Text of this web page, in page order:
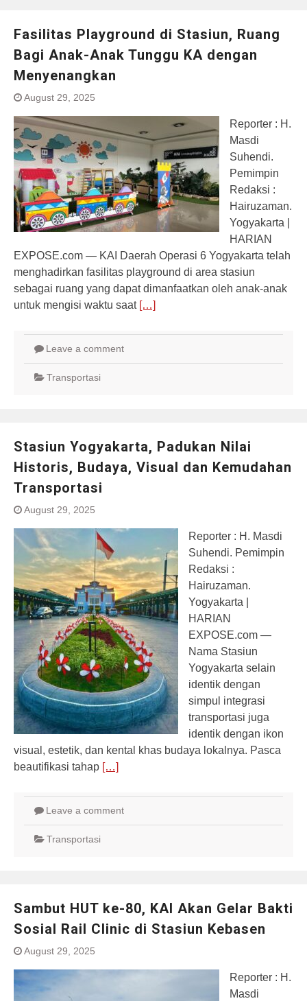
Fasilitas Playground di Stasiun, Ruang
Bagi Anak-Anak Tunggu KA dengan
Menyenangkan
August 29, 2025
Reporter : H.
Masdi
Suhendi.
Pemimpin
Redaksi :
Hairuzaman.
Yogyakarta |
HARIAN
EXPOSE.com — KAI Daerah Operasi 6 Yogyakarta telah
menghadirkan fasilitas playground di area stasiun
sebagai ruang yang dapat dimanfaatkan oleh anak-anak
untuk mengisi waktu saat […]
Leave a comment
Transportasi
Stasiun Yogyakarta, Padukan Nilai
Historis, Budaya, Visual dan Kemudahan
Transportasi
August 29, 2025
Reporter : H. Masdi
Suhendi. Pemimpin
Redaksi :
Hairuzaman.
Yogyakarta |
HARIAN
EXPOSE.com —
Nama Stasiun
Yogyakarta selain
identik dengan
simpul integrasi
transportasi juga
identik dengan ikon
visual, estetik, dan kental khas budaya lokalnya. Pasca
beautifikasi tahap […]
Leave a comment
Transportasi
Sambut HUT ke-80, KAI Akan Gelar Bakti
Sosial Rail Clinic di Stasiun Kebasen
August 29, 2025
Reporter : H.
Masdi